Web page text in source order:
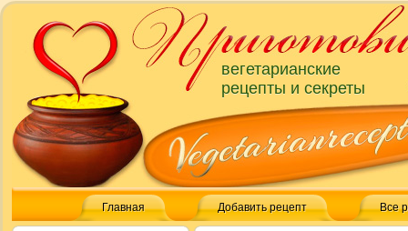
вегетарианские
рецепты и секреты
Главная Добавить рецепт Все